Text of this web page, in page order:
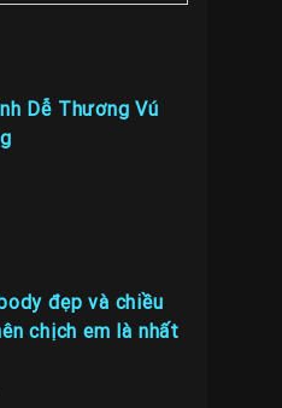
Dễ Thương Vú
đẹp và chiều
chịch em là nhất